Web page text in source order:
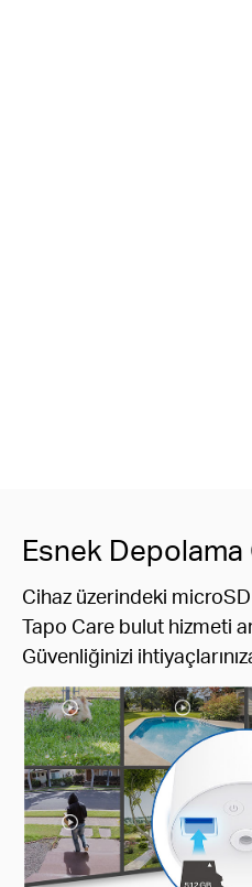
Esnek
Cihaz üzerindeki
Tapo Care bulut hizmeti
Güvenliğinizi